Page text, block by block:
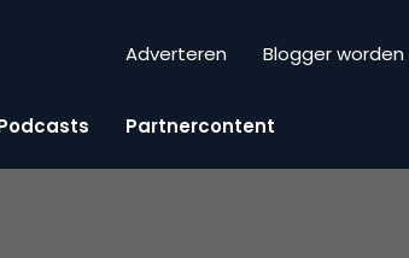
Adverteren Blogger worden
Partnercontent